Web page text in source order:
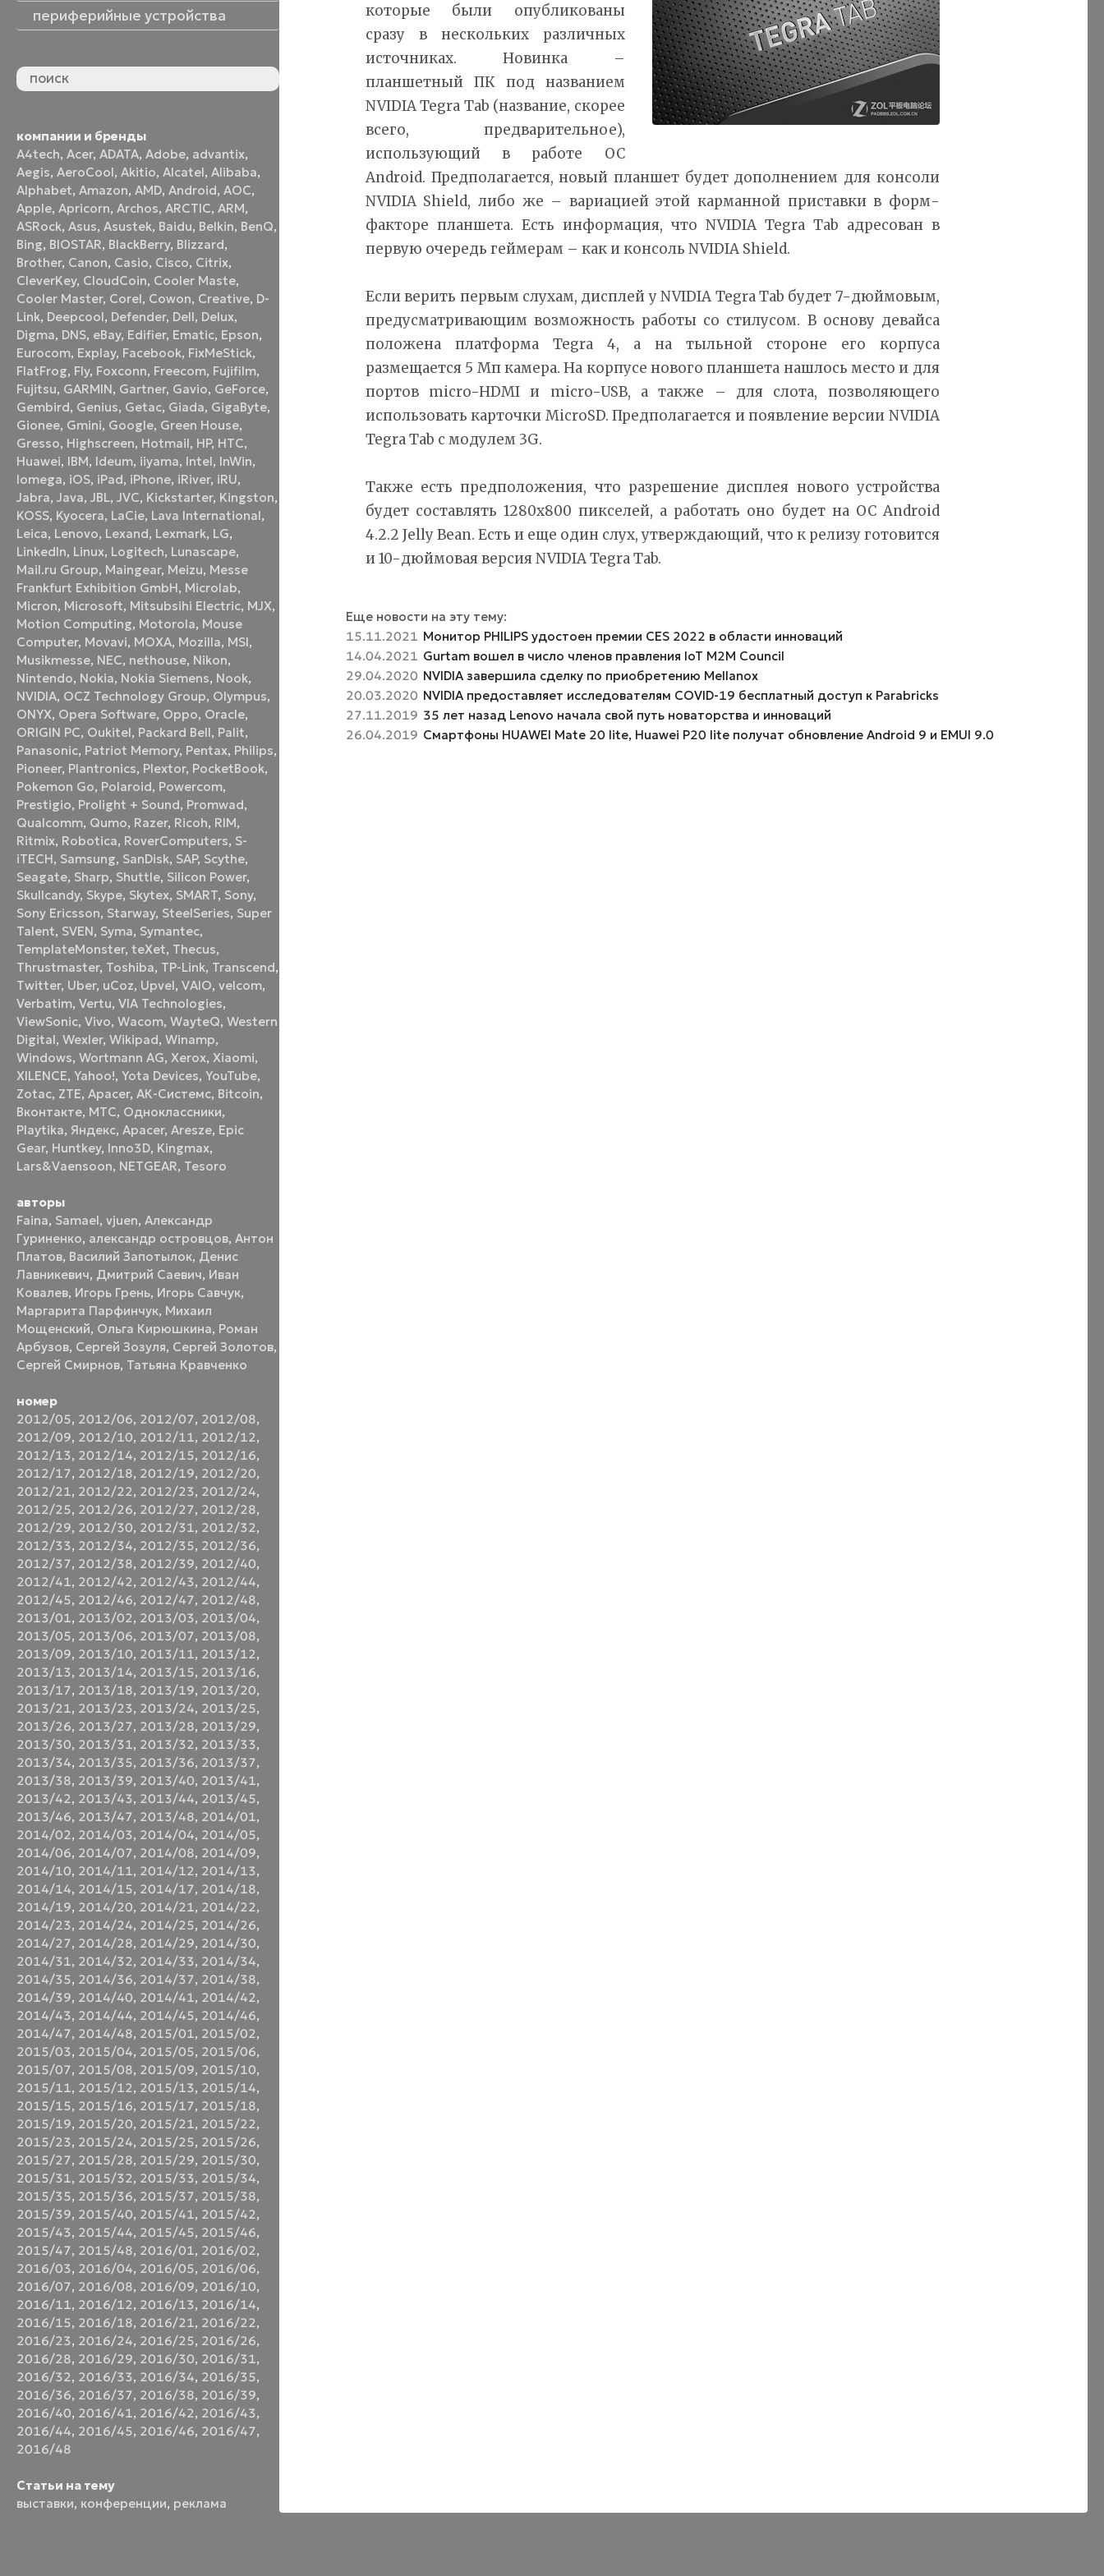
периферийные устройства
компании и бренды
A4tech,Acer,ADATA,Adobe, advantix,
Aegis,AeroCool,Akitio,Alcatel,Alibaba,
Alphabet,Amazon,AMD,Android,AOC,
Apple,Apricorn,Archos,ARCTIC,ARM,
ASRock,Asus,Asustek, Baidu, Belkin, BenQ,
Bing, BIOSTAR, BlackBerry, Blizzard,
Brother, Canon, Casio, Cisco, Citrix,
CleverKey, CloudCoin, Cooler Maste,
Cooler Master, Corel, Cowon, Creative, D-
Link, Deepcool, Defender, Dell, Delux,
Digma, DNS, eBay, Edifier, Ematic, Epson,
Eurocom, Explay, Facebook, FixMeStick,
FlatFrog, Fly, Foxconn, Freecom, Fujifilm,
Fujitsu, GARMIN, Gartner, Gavio, GeForce,
Gembird, Genius, Getac, Giada, GigaByte,
Gionee, Gmini, Google, Green House,
Gresso, Highscreen, Hotmail, HP, HTC,
Huawei, IBM, Ideum, iiyama, Intel, InWin,
Iomega, iOS, iPad, iPhone, iRiver, iRU,
Jabra,Java,JBL,JVC, Kickstarter, Kingston,
KOSS, Kyocera, LaCie, Lava International,
Leica, Lenovo, Lexand, Lexmark, LG,
LinkedIn, Linux, Logitech, Lunascape,
Mail.ru Group, Maingear, Meizu, Messe
Frankfurt Exhibition GmbH, Microlab,
Micron, Microsoft, Mitsubsihi Electric, MJX,
Motion Computing, Motorola, Mouse
Computer, Movavi, MOXA, Mozilla, MSI,
Musikmesse, NEC, nethouse, Nikon,
Nintendo, Nokia, Nokia Siemens, Nook,
NVIDIA, OCZ Technology Group, Olympus,
ONYX, Opera Software, Oppo, Oracle,
ORIGIN PC, Oukitel, Packard Bell, Palit,
Panasonic, Patriot Memory, Pentax, Philips,
Pioneer, Plantronics, Plextor, PocketBook,
Pokemon Go, Polaroid, Powercom,
Prestigio, Prolight + Sound, Promwad,
Qualcomm, Qumo, Razer, Ricoh, RIM,
Ritmix, Robotica, RoverComputers, S-
iTECH, Samsung, SanDisk, SAP, Scythe,
Seagate, Sharp, Shuttle, Silicon Power,
Skullcandy, Skype, Skytex, SMART, Sony,
Sony Ericsson, Starway, SteelSeries, Super
Talent, SVEN, Syma, Symantec,
TemplateMonster,teXet, Thecus,
Thrustmaster, Toshiba, TP-Link, Transcend,
Twitter, Uber, uCoz, Upvel,VAIO,velcom,
Verbatim,Vertu,VIA Technologies,
ViewSonic,Vivo,Wacom,WayteQ,Western
Digital,Wexler,Wikipad,Winamp,
Windows,Wortmann AG,Xerox,Xiaomi,
XILENCE,Yahoo!,Yota Devices,YouTube,
Zotac, ZTE,Аpacer,АК-Системс, Вitcoin,
Вконтакте, МТС, Одноклассники,
Playtika, Яндекс,Apacer,Aresze, Epic
Gear, Huntkey, Inno3D, Kingmax,
Lars&Vaensoon, NETGEAR, Tesoro
авторы
Faina, Samael,vjuen,Александр
Гуриненко, александр островцов,Антон
Платов, Василий Запотылок, Денис
Лавникевич, Дмитрий Саевич, Иван
Ковалев, Игорь Грень, Игорь Савчук,
Маргарита Парфинчук, Михаил
Мощенский, Ольга Кирюшкина, Роман
Арбузов, Сергей Зозуля, Сергей Золотов,
Сергей Смирнов, Татьяна Кравченко
номер
2012/05, 2012/06, 2012/07, 2012/08,
2012/09, 2012/10, 2012/11, 2012/12,
2012/13, 2012/14, 2012/15, 2012/16,
2012/17, 2012/18, 2012/19, 2012/20,
2012/21, 2012/22, 2012/23, 2012/24,
2012/25, 2012/26, 2012/27, 2012/28,
2012/29, 2012/30, 2012/31, 2012/32,
2012/33, 2012/34, 2012/35, 2012/36,
2012/37, 2012/38, 2012/39, 2012/40,
2012/41, 2012/42, 2012/43, 2012/44,
2012/45, 2012/46, 2012/47, 2012/48,
2013/01, 2013/02, 2013/03, 2013/04,
2013/05, 2013/06, 2013/07, 2013/08,
2013/09, 2013/10, 2013/11, 2013/12,
2013/13, 2013/14, 2013/15, 2013/16,
2013/17, 2013/18, 2013/19, 2013/20,
2013/21, 2013/23, 2013/24, 2013/25,
2013/26, 2013/27, 2013/28, 2013/29,
2013/30, 2013/31, 2013/32, 2013/33,
2013/34, 2013/35, 2013/36, 2013/37,
2013/38, 2013/39, 2013/40, 2013/41,
2013/42, 2013/43, 2013/44, 2013/45,
2013/46, 2013/47, 2013/48, 2014/01,
2014/02, 2014/03, 2014/04, 2014/05,
2014/06, 2014/07, 2014/08, 2014/09,
2014/10, 2014/11, 2014/12, 2014/13,
2014/14, 2014/15, 2014/17, 2014/18,
2014/19, 2014/20, 2014/21, 2014/22,
2014/23, 2014/24, 2014/25, 2014/26,
2014/27, 2014/28, 2014/29, 2014/30,
2014/31, 2014/32, 2014/33, 2014/34,
2014/35, 2014/36, 2014/37, 2014/38,
2014/39, 2014/40, 2014/41, 2014/42,
2014/43, 2014/44, 2014/45, 2014/46,
2014/47, 2014/48, 2015/01, 2015/02,
2015/03, 2015/04, 2015/05, 2015/06,
2015/07, 2015/08, 2015/09, 2015/10,
2015/11, 2015/12, 2015/13, 2015/14,
2015/15, 2015/16, 2015/17, 2015/18,
2015/19, 2015/20, 2015/21, 2015/22,
2015/23, 2015/24, 2015/25, 2015/26,
2015/27, 2015/28, 2015/29, 2015/30,
2015/31, 2015/32, 2015/33, 2015/34,
2015/35, 2015/36, 2015/37, 2015/38,
2015/39, 2015/40, 2015/41, 2015/42,
2015/43, 2015/44, 2015/45, 2015/46,
2015/47, 2015/48, 2016/01, 2016/02,
2016/03, 2016/04, 2016/05, 2016/06,
2016/07, 2016/08, 2016/09, 2016/10,
2016/11, 2016/12, 2016/13, 2016/14,
2016/15, 2016/18, 2016/21, 2016/22,
2016/23, 2016/24, 2016/25, 2016/26,
2016/28, 2016/29, 2016/30, 2016/31,
2016/32, 2016/33, 2016/34, 2016/35,
2016/36, 2016/37, 2016/38, 2016/39,
2016/40, 2016/41, 2016/42, 2016/43,
2016/44, 2016/45, 2016/46, 2016/47,
2016/48
Статьи на тему
выставки, конференции, реклама
которые были опубликованы
сразу в нескольких различных
источниках. Новинка –
планшетный ПК под названием
NVIDIA Tegra Tab (название, скорее
всего, предварительное),
использующий в работе ОС
Android. Предполагается, новый планшет будет дополнением для консоли
NVIDIA Shield, либо же – вариацией этой карманной приставки в форм-
факторе планшета. Есть информация, что NVIDIA Tegra Tab адресован в
первую очередь геймерам – как и консоль NVIDIA Shield.
Если верить первым слухам, дисплей у NVIDIA Tegra Tab будет 7-дюймовым,
предусматривающим возможность работы со стилусом. В основу девайса
положена платформа Tegra 4, а на тыльной стороне его корпуса
размещается 5 Мп камера. На корпусе нового планшета нашлось место и для
портов micro-HDMI и micro-USB, а также – для слота, позволяющего
использовать карточки MicroSD. Предполагается и появление версии NVIDIA
Tegra Tab с модулем 3G.
Также есть предположения, что разрешение дисплея нового устройства
будет составлять 1280х800 пикселей, а работать оно будет на ОС Android
4.2.2 Jelly Bean. Есть и еще один слух, утверждающий, что к релизу готовится
и 10-дюймовая версия NVIDIA Tegra Tab.
Еще новости на эту тему:
15.11.2021 Монитор PHILIPS удостоен премии CES 2022 в области инноваций
14.04.2021 Gurtam вошел в число членов правления IoT M2M Council
29.04.2020 NVIDIA завершила сделку по приобретению Mellanox
20.03.2020 NVIDIA предоставляет исследователям COVID-19 бесплатный доступ к Parabricks
27.11.2019 35 лет назад Lenovo начала свой путь новаторства и инноваций
26.04.2019 Смартфоны HUAWEI Mate 20 lite, Huawei P20 lite получат обновление Android 9 и EMUI 9.0